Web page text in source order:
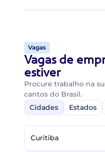
Vagas
Vagas de
estiver
Procure trabalho na
cantos do Brasil.
Cidades
Estados
Curitiba